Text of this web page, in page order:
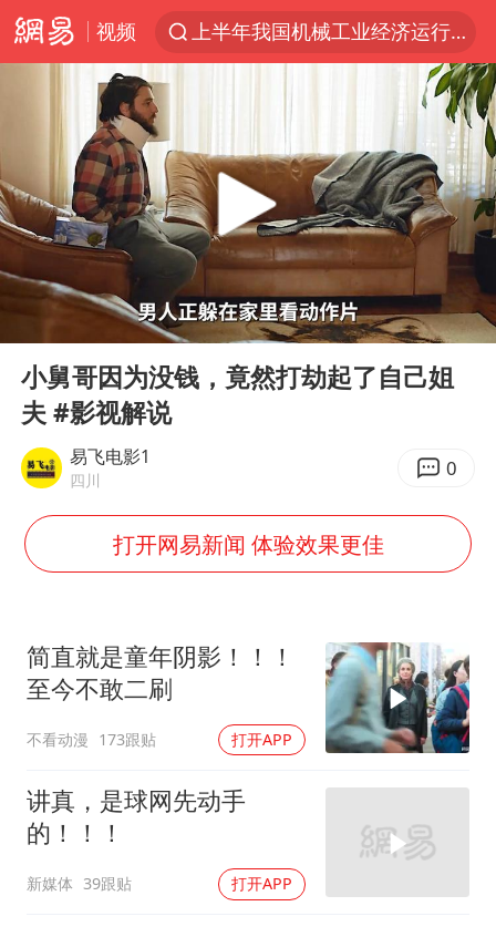
视频
上半年我国机械工业经济运行稳中有进
国防部回应日本试射“战斧”导弹
泰国枪击案凶手先杀祖父母后行凶
A股三大股指收涨
台风“白海豚”体型变大！环流面积接近13个浙江那么大
泰国校园枪击案死亡人数升至7人
江苏发布台风蓝色预警
宇树科技中一签需缴款7.54万元
“立秋的第一杯奶茶”又爆单了
向鹏0-3不敌张本智和
今日立秋你咬秋了吗
公司“上四休三”但要降薪1000元
东方之约 相约未来
Play
04:07
小舅哥因为没钱，竟然打劫起了自己姐
夫 #影视解说
易飞电影1
四川 0
打开网易新闻 体验效果更佳
简直就是童年阴影！！！
至今不敢二刷
不看动漫 173跟贴 打开APP
讲真，是球网先动手
的！！！
新媒体 39跟贴 打开APP